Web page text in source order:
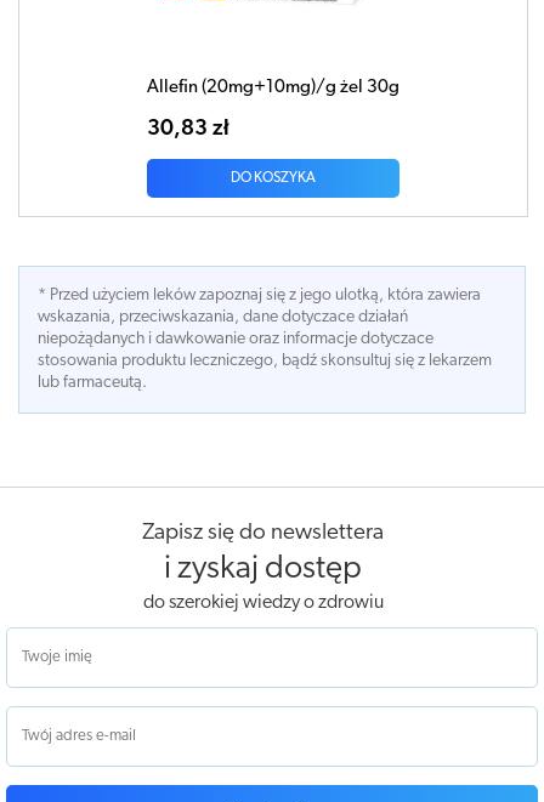
Allefin (20mg+10mg)/g żel 30g
30,83 zł
DO KOSZYKA
* Przed użyciem leków zapoznaj się z jego ulotką, która zawiera
wskazania, przeciwskazania, dane dotyczace działań
niepożądanych i dawkowanie oraz informacje dotyczace
stosowania produktu leczniczego, bądź skonsultuj się z lekarzem
lub farmaceutą.
Zapisz się do newslettera
i zyskaj dostęp
do szerokiej wiedzy o zdrowiu